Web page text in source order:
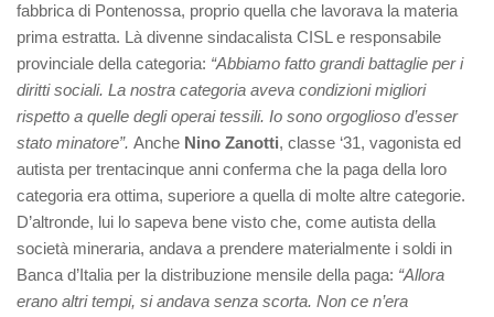
fabbrica di Pontenossa, proprio quella che lavorava la materia
prima estratta. Là divenne sindacalista CISL e responsabile
provinciale della categoria: “Abbiamo fatto grandi battaglie per i
diritti sociali. La nostra categoria aveva condizioni migliori
rispetto a quelle degli operai tessili. Io sono orgoglioso d’esser
stato minatore”. Anche Nino Zanotti, classe ‘31, vagonista ed
autista per trentacinque anni conferma che la paga della loro
categoria era ottima, superiore a quella di molte altre categorie.
D’altronde, lui lo sapeva bene visto che, come autista della
società mineraria, andava a prendere materialmente i soldi in
Banca d’Italia per la distribuzione mensile della paga: “Allora
erano altri tempi, si andava senza scorta. Non ce n’era